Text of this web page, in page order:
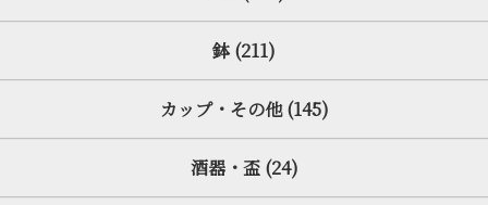
鉢 (211)
カップ・その他 (145)
酒器・盃 (24)